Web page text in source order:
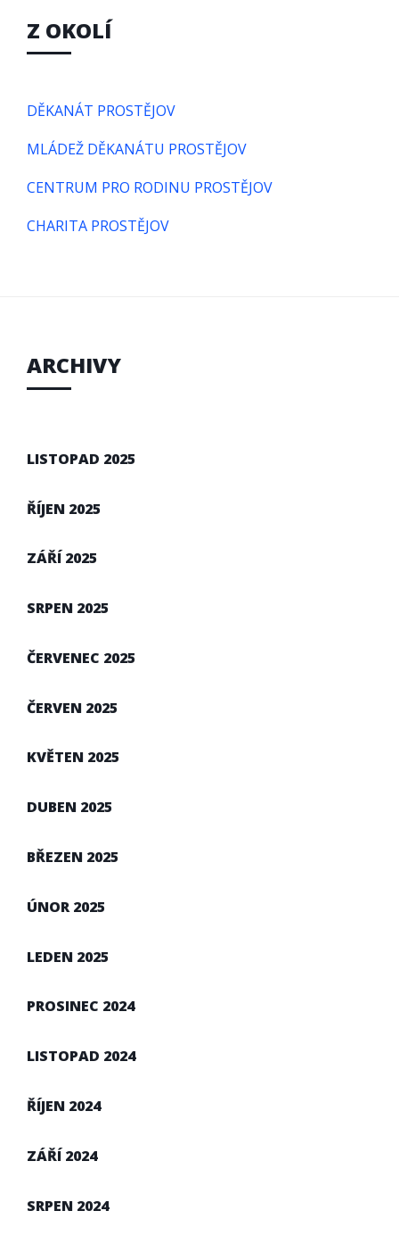
Z OKOLÍ
DĚKANÁT PROSTĚJOV
MLÁDEŽ DĚKANÁTU PROSTĚJOV
CENTRUM PRO RODINU PROSTĚJOV
CHARITA PROSTĚJOV
ARCHIVY
LISTOPAD 2025
ŘÍJEN 2025
ZÁŘÍ 2025
SRPEN 2025
ČERVENEC 2025
ČERVEN 2025
KVĚTEN 2025
DUBEN 2025
BŘEZEN 2025
ÚNOR 2025
LEDEN 2025
PROSINEC 2024
LISTOPAD 2024
ŘÍJEN 2024
ZÁŘÍ 2024
SRPEN 2024